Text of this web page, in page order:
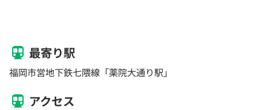
最寄り駅
福岡市営地下鉄七隈線「薬院大通り駅」
アクセス